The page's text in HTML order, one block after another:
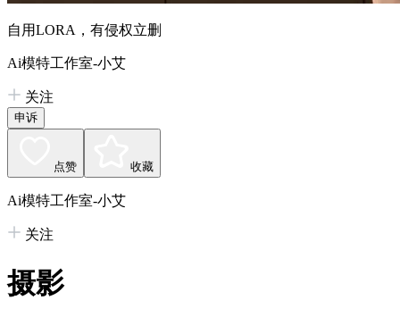
自用LORA，有侵权立删
Ai模特工作室-小艾
关注
申诉
点赞 收藏
Ai模特工作室-小艾
关注
摄影